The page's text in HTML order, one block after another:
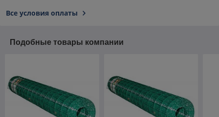
Все условия оплаты
Подобные товары компании